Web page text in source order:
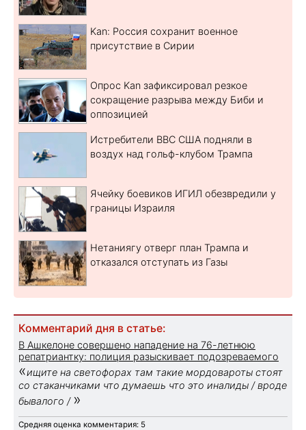
Kan: Россия сохранит военное
присутствие в Сирии
Опрос Kan зафиксировал резкое
сокращение разрыва между Биби и
оппозицией
Истребители ВВС США подняли в
воздух над гольф-клубом Трампа
Ячейку боевиков ИГИЛ обезвредили у
границы Израиля
Нетаниягу отверг план Трампа и
отказался отступать из Газы
Комментарий дня в статье:
В Ашкелоне совершено нападение на 76-летнюю
репатриантку: полиция разыскивает подозреваемого
«ищите на светофорах там такие мордовароты стоят
со стаканчиками что думаешь что это иналиды / вроде
бывалого / »
Средняя оценка комментария: 5